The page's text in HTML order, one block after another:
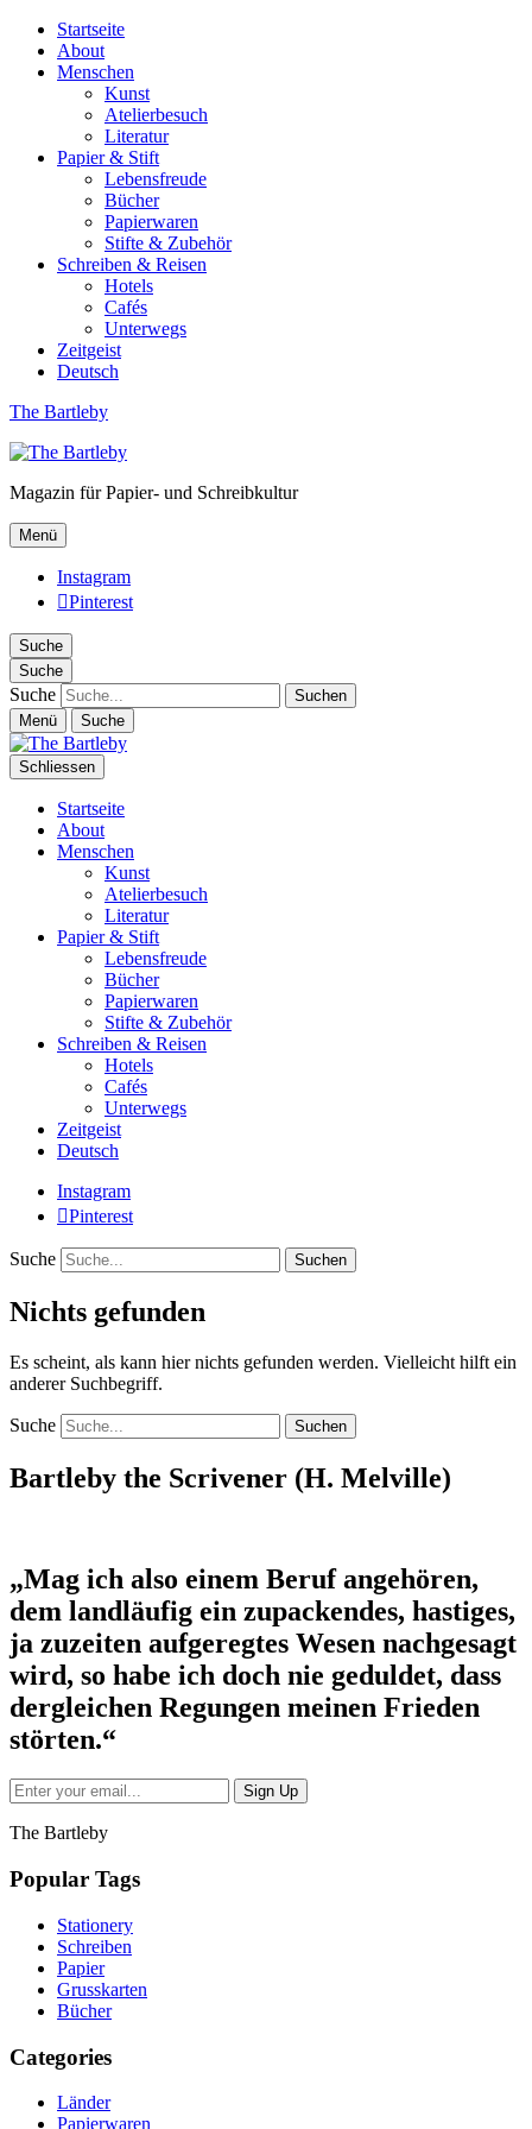
Startseite
About
Menschen
Kunst
Atelierbesuch
Literatur
Papier & Stift
Lebensfreude
Bücher
Papierwaren
Stifte & Zubehör
Schreiben & Reisen
Hotels
Cafés
Unterwegs
Zeitgeist
Deutsch
The Bartleby
Magazin für Papier- und Schreibkultur
Menü
Instagram
Pinterest
Suche
Suche
Suche
Menü Suche
Schliessen
Startseite
About
Menschen
Kunst
Atelierbesuch
Literatur
Papier & Stift
Lebensfreude
Bücher
Papierwaren
Stifte & Zubehör
Schreiben & Reisen
Hotels
Cafés
Unterwegs
Zeitgeist
Deutsch
Instagram
Pinterest
Suche
Nichts gefunden
Es scheint, als kann hier nichts gefunden werden. Vielleicht hilft ein
anderer Suchbegriff.
Suche
Bartleby the Scrivener (H. Melville)
„Mag ich also einem Beruf angehören,
dem landläufig ein zupackendes, hastiges,
ja zuzeiten aufgeregtes Wesen nachgesagt
wird, so habe ich doch nie geduldet, dass
dergleichen Regungen meinen Frieden
störten.“
The Bartleby
Popular Tags
Stationery
Schreiben
Papier
Grusskarten
Bücher
Categories
Länder
Papierwaren